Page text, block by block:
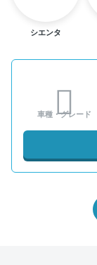
シエンタ
車種・グレード